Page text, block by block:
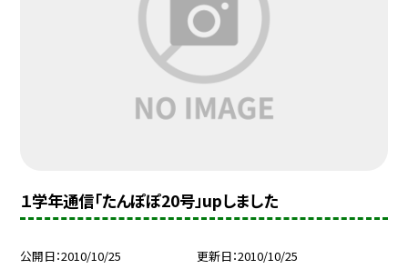
１学年通信「たんぽぽ20号」upしました
公開日 2010/10/25 更新日 2010/10/25